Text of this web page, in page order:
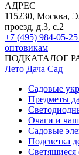
АДРЕС
115230, Москва,
проезд, д.3, с.2
+7 (495) 984-05-25
оптовикам
ПОДКАТАЛОГ
Лето Дача Сад
Садовые
Предметы
Очаги и
Садовые
Подсветка